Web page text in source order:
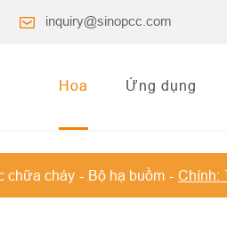
inquiry@sinopcc.com
Hoa Ứng dụng
chữa cháy Bộ hạ buồm Chính: